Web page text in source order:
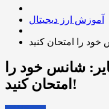
آموزش ارز دیجیتال
شانس خود را
امتحان کنید!